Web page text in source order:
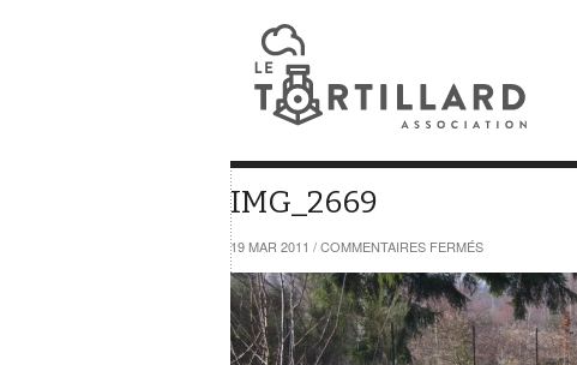
IMG_2669
19 MAR 2011 /COMMENTAIRES FERMÉSSUR